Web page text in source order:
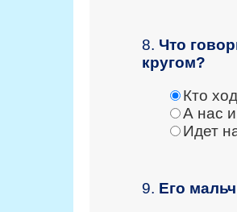
8. Что
кругом?
Кто
А нас
Идет
9. Его